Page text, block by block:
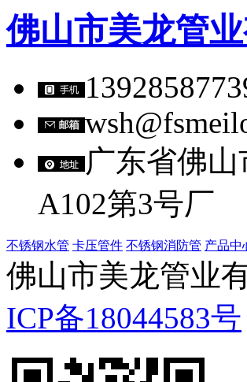
佛山市美龙管
广东省佛
A102第3号厂
不锈钢水管 卡压管件 不锈钢消防管 产品中
佛山市美龙管
ICP备18044583号